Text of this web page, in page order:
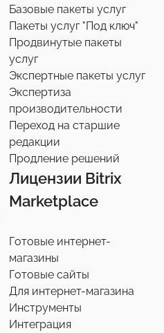
Базовые пакеты услуг
Пакеты услуг "Под ключ"
Продвинутые пакеты
услуг
Экспертные пакеты услуг
Экспертиза
производительности
Переход на старшие
редакции
Продление решений
Лицензии Bitrix
Marketplace
Готовые интернет-
магазины
Готовые сайты
Для интернет-магазина
Инструменты
Интеграция